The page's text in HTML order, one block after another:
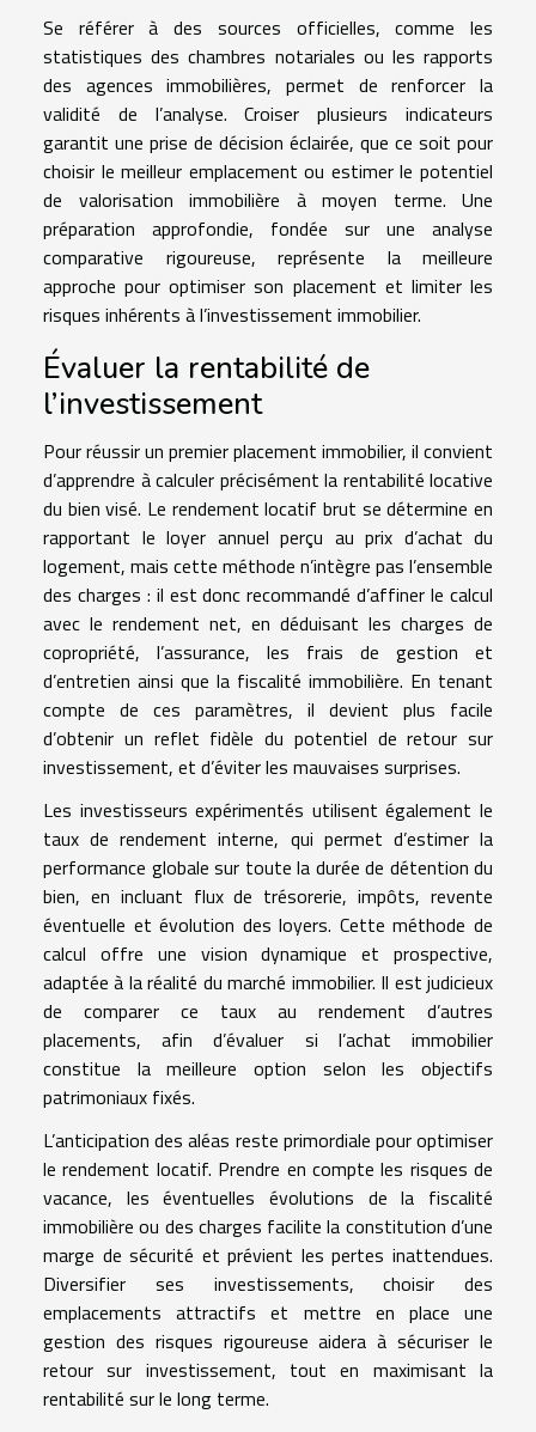
Se référer à des sources officielles, comme les
statistiques des chambres notariales ou les rapports
des agences immobilières, permet de renforcer la
validité de l’analyse. Croiser plusieurs indicateurs
garantit une prise de décision éclairée, que ce soit pour
choisir le meilleur emplacement ou estimer le potentiel
de valorisation immobilière à moyen terme. Une
préparation approfondie, fondée sur une analyse
comparative rigoureuse, représente la meilleure
approche pour optimiser son placement et limiter les
risques inhérents à l’investissement immobilier.
Évaluer la rentabilité de
l’investissement
Pour réussir un premier placement immobilier, il convient
d’apprendre à calculer précisément la rentabilité locative
du bien visé. Le rendement locatif brut se détermine en
rapportant le loyer annuel perçu au prix d’achat du
logement, mais cette méthode n’intègre pas l’ensemble
des charges : il est donc recommandé d’affiner le calcul
avec le rendement net, en déduisant les charges de
copropriété, l’assurance, les frais de gestion et
d’entretien ainsi que la fiscalité immobilière. En tenant
compte de ces paramètres, il devient plus facile
d’obtenir un reflet fidèle du potentiel de retour sur
investissement, et d’éviter les mauvaises surprises.
Les investisseurs expérimentés utilisent également le
taux de rendement interne, qui permet d’estimer la
performance globale sur toute la durée de détention du
bien, en incluant flux de trésorerie, impôts, revente
éventuelle et évolution des loyers. Cette méthode de
calcul offre une vision dynamique et prospective,
adaptée à la réalité du marché immobilier. Il est judicieux
de comparer ce taux au rendement d’autres
placements, afin d’évaluer si l’achat immobilier
constitue la meilleure option selon les objectifs
patrimoniaux fixés.
L’anticipation des aléas reste primordiale pour optimiser
le rendement locatif. Prendre en compte les risques de
vacance, les éventuelles évolutions de la fiscalité
immobilière ou des charges facilite la constitution d’une
marge de sécurité et prévient les pertes inattendues.
Diversifier ses investissements, choisir des
emplacements attractifs et mettre en place une
gestion des risques rigoureuse aidera à sécuriser le
retour sur investissement, tout en maximisant la
rentabilité sur le long terme.